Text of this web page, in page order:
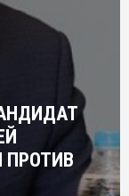
ПРОТИВ